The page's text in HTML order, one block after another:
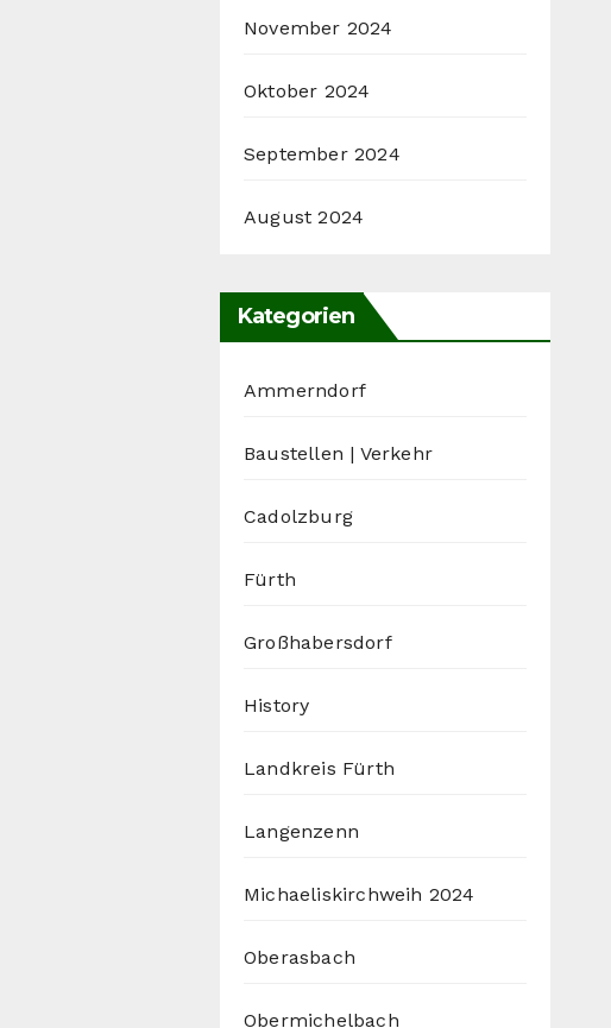
November 2024
Oktober 2024
September 2024
August 2024
Kategorien
Ammerndorf
Baustellen | Verkehr
Cadolzburg
Fürth
Großhabersdorf
History
Landkreis Fürth
Langenzenn
Michaeliskirchweih 2024
Oberasbach
Obermichelbach